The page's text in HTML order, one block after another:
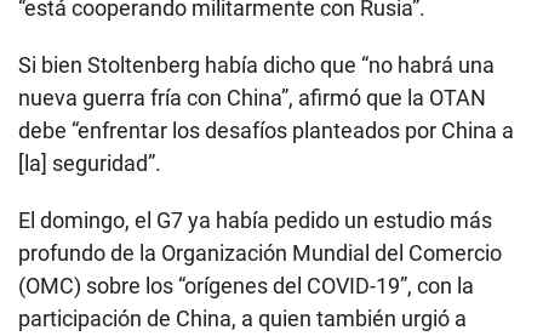
“está cooperando militarmente con Rusia”.
Si bien Stoltenberg había dicho que “no habrá una
nueva guerra fría con China”, afirmó que la OTAN
debe “enfrentar los desafíos planteados por China a
[la] seguridad”.
El domingo, el G7 ya había pedido un estudio más
profundo de la Organización Mundial del Comercio
(OMC) sobre los “orígenes del COVID-19”, con la
participación de China, a quien también urgió a